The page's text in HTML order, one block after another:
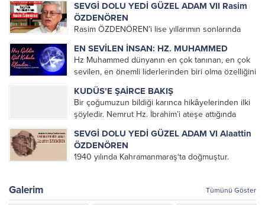
SEVGİ DOLU YEDİ GÜZEL ADAM VII Rasim
ÖZDENÖREN
Rasim ÖZDENÖREN’i lise yıllarımın sonlarında
kitabını okuyarak tanımıştım. Çok hoşuma giden
bu denemeleri altlarını çizerek defalarca
okuduğum bir kitap olmuştu. Üniversite yıllarımda
da kendisini okumaya devam...
EN SEVİLEN İNSAN: HZ. MUHAMMED
Hz Muhammed dünyanın en çok tanınan, en çok
sevilen, en önemli liderlerinden biri olma özelliğini
100 veya orijinal ismiyle The 100: A Ranking of
the Most...
KUDÜS’E ŞAİRCE BAKIŞ
Bir çoğumuzun bildiği karınca hikâyelerinden ilki
şöyledir. Nemrut Hz. İbrahim’i ateşe attığında
gider. Karıncayı görenler bir damla suyla ateş mi
söner diye dalga...
SEVGİ DOLU YEDİ GÜZEL ADAM VI Alaattin
ÖZDENÖREN
1940 yılında Kahramanmaraş‘ta doğmuştur.
öğrenimini Malatya, Tunceli ve İstanbul gibi ayrı
Galerim Tümünü Göster